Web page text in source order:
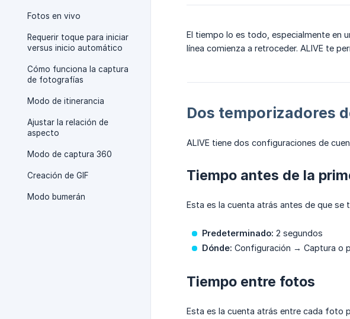
Fotos en vivo
Requerir toque para iniciar
versus inicio automático
Cómo funciona la captura
de fotografías
Modo de itinerancia
Ajustar la relación de
aspecto
Modo de captura 360
Creación de GIF
Modo bumerán
El tiempo lo es todo, especialmente en
línea comienza a retroceder. ALIVE te
Dos temporizadores
ALIVE tiene dos configuraciones de
Tiempo antes de la
Esta es la cuenta atrás antes de que se
Predeterminado: 2 segundos
Dónde: Configuración → Captura o
Tiempo entre fotos
Esta es la cuenta atrás entre cada foto